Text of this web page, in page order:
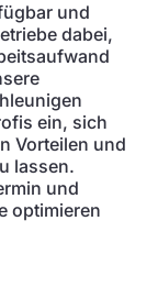
und
dabei,
ein, sich
Vorteilen und
lassen.
und
optimieren